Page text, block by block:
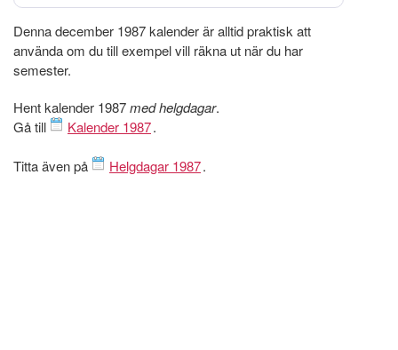
Denna december 1987 kalender är alltid praktisk att
använda om du till exempel vill räkna ut när du har
semester.
Hent kalender 1987med helgdagar.
Gå till
Kalender 1987.
Titta även på Helgdagar 1987.